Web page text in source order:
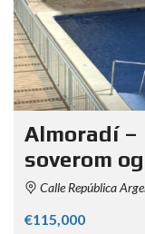
Almoradí –
soverom
Calle República
€115,000